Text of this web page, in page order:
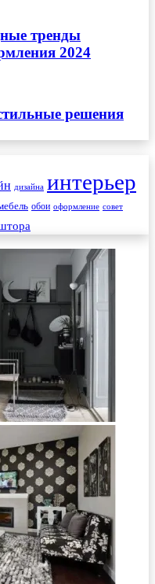
тренды
2024
решения
дизайна интерьер
обои оформление совет